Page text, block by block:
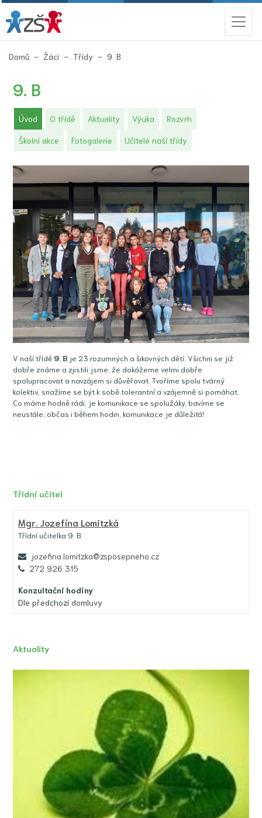
Domů Žáci Třídy 9. B
9. B
Úvod (aktuální)
O třídě Aktuality Výuka Rozvrh
Školní akce Fotogalerie Učitelé naší třídy
V naší třídě 9 . B je 23 rozumných a šikovných dětí. Všichni se již
dobře známe a zjistili jsme, že dokážeme velmi dobře
spolupracovat a navzájem si důvěřovat. Tvoříme spolu tvárný
kolektiv, snažíme se být k sobě tolerantní a vzájemně si pomáhat.
Co máme hodně rádi, je komunikace se spolužáky, bavíme se
neustále, občas i během hodin, komunikace je důležitá!
Třídní učitel
Mgr. Jozefína Lomitzká
Třídní učitelka 9. B
jozefina.lomitzka@zsposepneho.cz
272 926 315
Konzultační hodiny
Dle předchozí domluvy
Aktuality